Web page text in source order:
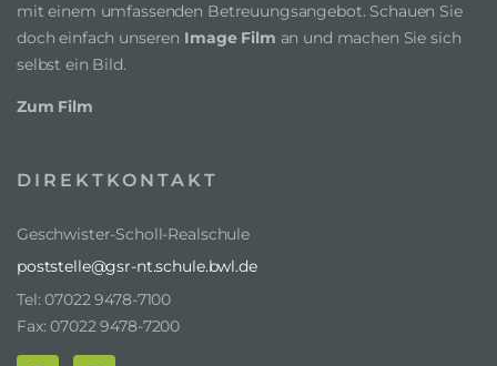
mit einem umfassenden Betreuungsangebot. Schauen Sie
doch einfach unseren Image Film an und machen Sie sich
selbst ein Bild.
Zum Film
DIREKTKONTAKT
Geschwister-Scholl-Realschule
poststelle@gsr-nt.schule.bwl.de
Tel: 07022 9478-7100
Fax: 07022 9478-7200